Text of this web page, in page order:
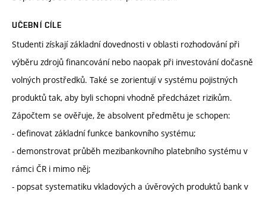
UČEBNÍ CÍLE
Studenti získají základní dovednosti v oblasti rozhodování při
výběru zdrojů financování nebo naopak při investování dočasně
volných prostředků. Také se zorientují v systému pojistných
produktů tak, aby byli schopni vhodně předcházet rizikům.
Zápočtem se ověřuje, že absolvent předmětu je schopen:
- definovat základní funkce bankovního systému;
- demonstrovat průběh mezibankovního platebního systému v
rámci ČR i mimo něj;
- popsat systematiku vkladových a úvěrových produktů bank v